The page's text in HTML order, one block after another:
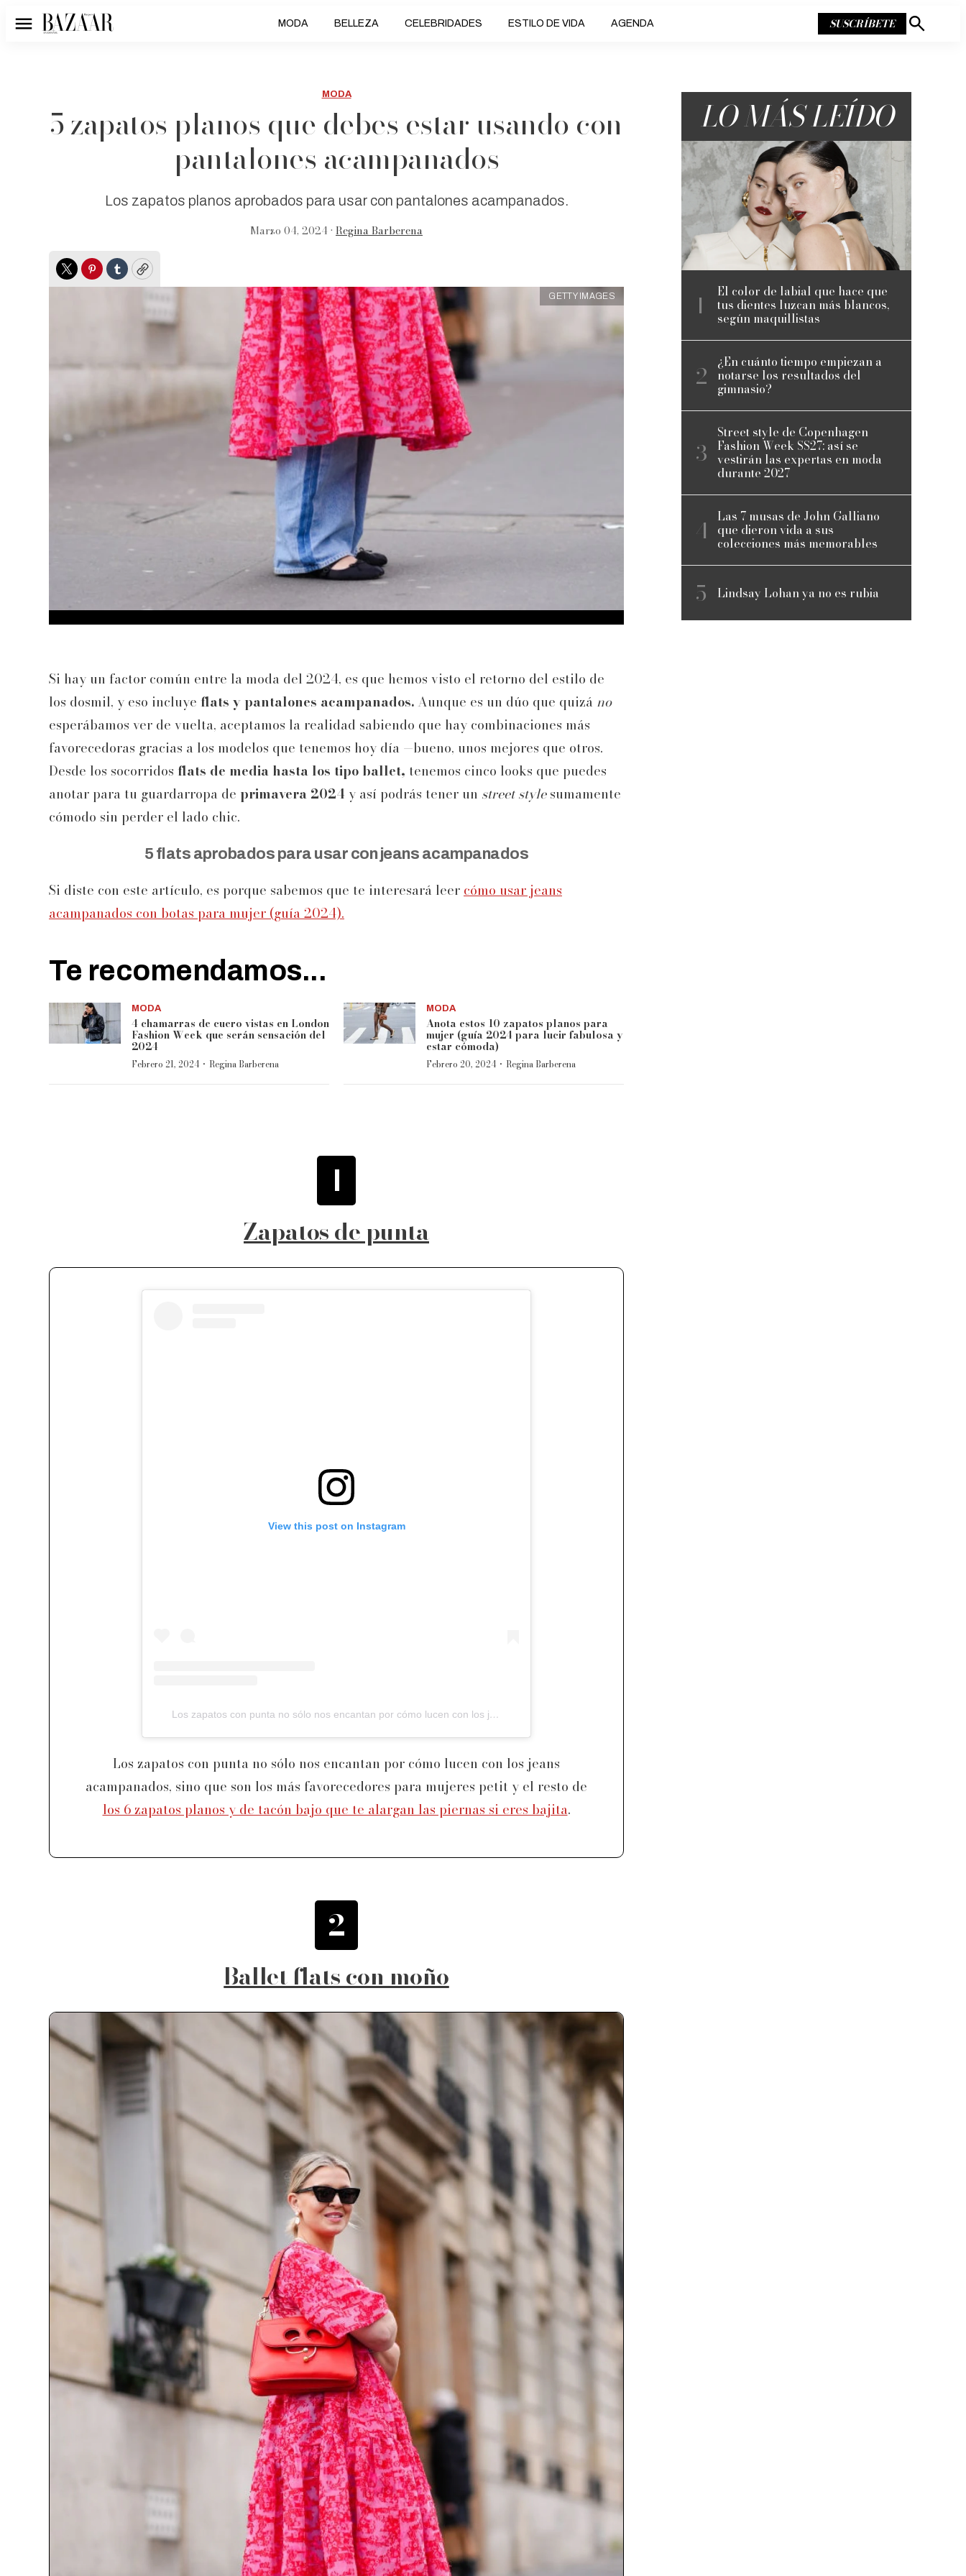
Menú MODA BELLEZA CELEBRIDADES ESTILO DE VIDA AGENDA SUSCRÍBETE
Mostrar
MODA
5 zapatos planos que debes estar usando con
pantalones acampanados
Los zapatos planos aprobados para usar con pantalones acampanados.
Marzo 04, 2024 • Regina Barberena
TwitterPinterest
TumblrCopy
GETTY IMAGES
Si hay un factor común entre la moda del 2024, es que hemos visto el retorno del estilo de
los dosmil, y eso incluye flats y pantalones acampanados.Aunque es un dúo que quizá no
esperábamos ver de vuelta, aceptamos la realidad sabiendo que hay combinaciones más
favorecedoras gracias a los modelos que tenemos hoy día —bueno, unos mejores que otros.
Desde los socorridos flats de media hasta los tipo ballet, tenemos cinco looks que puedes
anotar para tu guardarropa de primavera 2024 y así podrás tener un street stylesumamente
cómodo sin perder el lado chic.
5 flats aprobados para usar con jeans acampanados
Si diste con este artículo, es porque sabemos que te interesará leer cómo usar jeans
acampanados con botas para mujer (guía 2024).
Te recomendamos...
MODA
4 chamarras de cuero vistas en London
Fashion Week que serán sensación del
2024
Febrero 21, 2024 · Regina Barberena
MODA
Anota estos 10 zapatos planos para
mujer (guía 2024 para lucir fabulosa y
estar cómoda)
Febrero 20, 2024 · Regina Barberena
1
Zapatos de punta
View this post on Instagram
Los zapatos con punta no sólo nos encantan por cómo lucen con los jeans acampanados, sino que son los más favorecedores para mujeres petit y el resto de
Los zapatos con punta no sólo nos encantan por cómo lucen con los jeans
acampanados, sino que son los más favorecedores para mujeres petit y el resto de
los 6 zapatos planos y de tacón bajo que te alargan las piernas si eres bajita.
2
Ballet flats con moño
LO MÁS LEÍDO
El color de labial que hace que
tus dientes luzcan más blancos,
según maquillistas
¿En cuánto tiempo empiezan a
notarse los resultados del
gimnasio?
Street style de Copenhagen
Fashion Week SS27: así se
vestirán las expertas en moda
durante 2027
Las 7 musas de John Galliano
que dieron vida a sus
colecciones más memorables
Lindsay Lohan ya no es rubia